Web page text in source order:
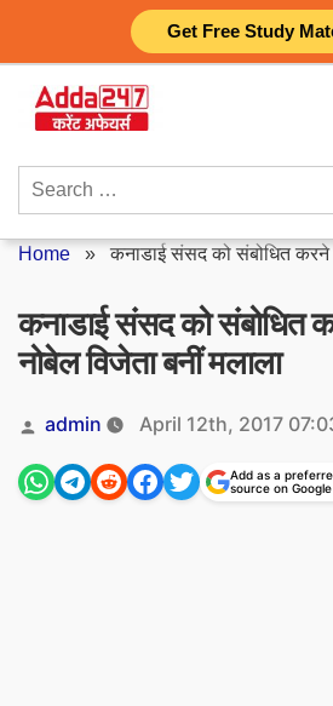
Get Free Study
content
Search
Home »कनाडाई संसद को संबोधित करने
कनाडाई संसद को संबोधित
नोबेल विजेता बनीं मलाला
Posted
by
admin April 12th, 2017
Add as a
source on Google